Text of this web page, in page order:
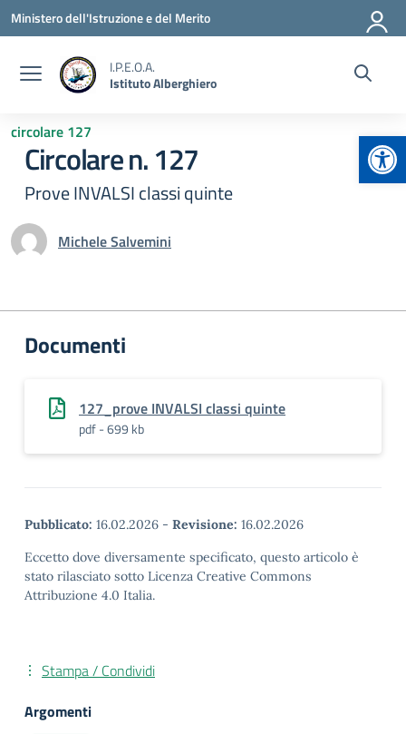
Vai ai contenuti
Vai al menu di navigazione
Vai al footer
Ministero dell'Istruzione e del Merito
I.P.E.O.A.
Istituto Alberghiero
circolare 127
Circolare n. 127
Prove INVALSI classi quinte
Michele Salvemini
Documenti
127_prove INVALSI classi quinte
pdf - 699 kb
Pubblicato: 16.02.2026 - Revisione: 16.02.2026
Eccetto dove diversamente specificato, questo articolo è
stato rilasciato sotto Licenza Creative Commons
Attribuzione 4.0 Italia.
Stampa / Condividi
Argomenti